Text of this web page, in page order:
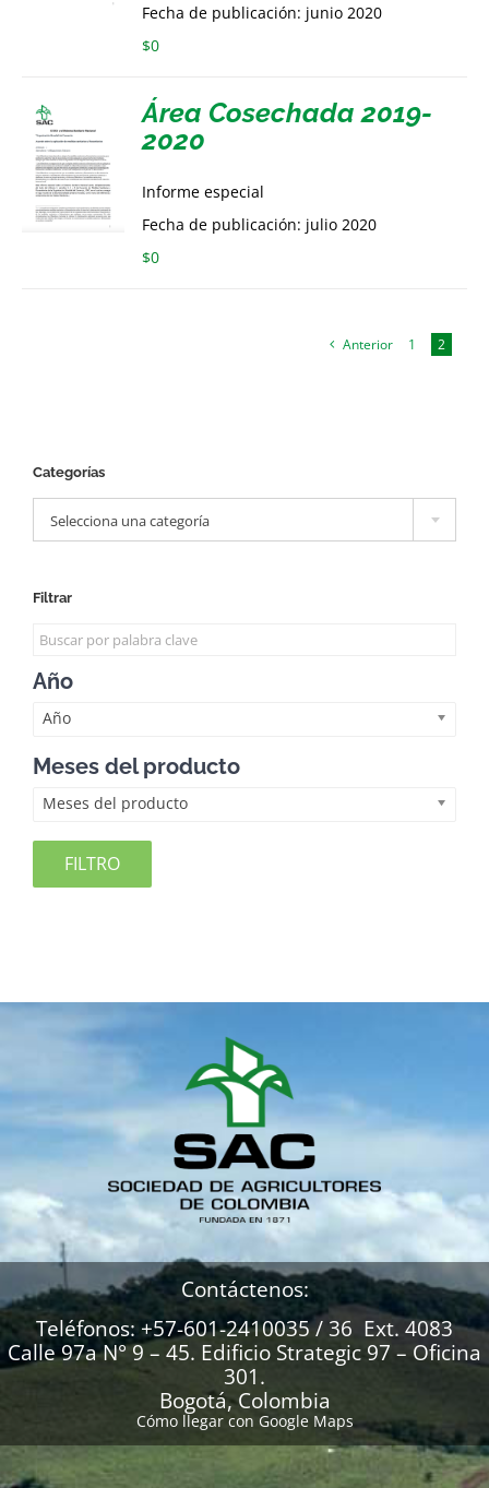
Fecha de publicación: junio 2020
$0
Área Cosechada 2019-
2020
Informe especial
Fecha de publicación: julio 2020
$0
Anterior 1 2
Categorías
Selecciona una categoría
Filtrar
Año
Año
Meses del producto
Meses del producto
FILTRO
Contáctenos:
Teléfonos: +57-601-2410035 / 36 Ext. 4083
Calle 97a N° 9 – 45. Edificio Strategic 97 – Oficina
301.
Bogotá, Colombia
Cómo llegar con Google Maps